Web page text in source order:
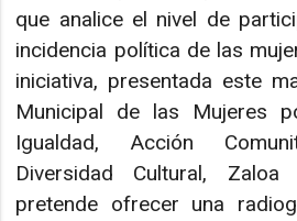
que analice el nivel de
incidencia política de las
iniciativa, presentada este
Municipal de las Mujeres
Igualdad, Acción
Diversidad Cultural, Zaloa
pretende ofrecer una